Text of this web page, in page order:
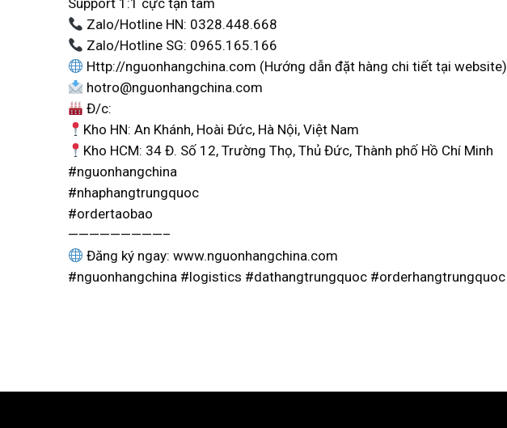
Support 1:1 cực tận tâm
Zalo/Hotline HN: 0328.448.668
Zalo/Hotline SG: 0965.165.166
Http://nguonhangchina.com (Hướng dẫn đặt hàng chi tiết tại website)
hotro@nguonhangchina.com
Đ/c:
Kho HN: An Khánh, Hoài Đức, Hà Nội, Việt Nam
Kho HCM: 34 Đ. Số 12, Trường Thọ, Thủ Đức, Thành phố Hồ Chí Minh
#nguonhangchina
#nhaphangtrungquoc
#ordertaobao
—————————–
Đăng ký ngay: www.nguonhangchina.com
#nguonhangchina #logistics #dathangtrungquoc #orderhangtrungquoc